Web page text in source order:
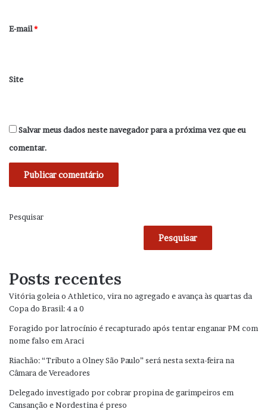
*
E-mail*
Site
Salvar meus dados neste navegador para a próxima vez que eu
comentar.
Pesquisar
Pesquisar
Posts recentes
Vitória goleia o Athletico, vira no agregado e avança às quartas da
Copa do Brasil: 4 a 0
Foragido por latrocínio é recapturado após tentar enganar PM com
nome falso em Araci
Riachão: “Tributo a Olney São Paulo” será nesta sexta-feira na
Câmara de Vereadores
Delegado investigado por cobrar propina de garimpeiros em
Cansanção e Nordestina é preso